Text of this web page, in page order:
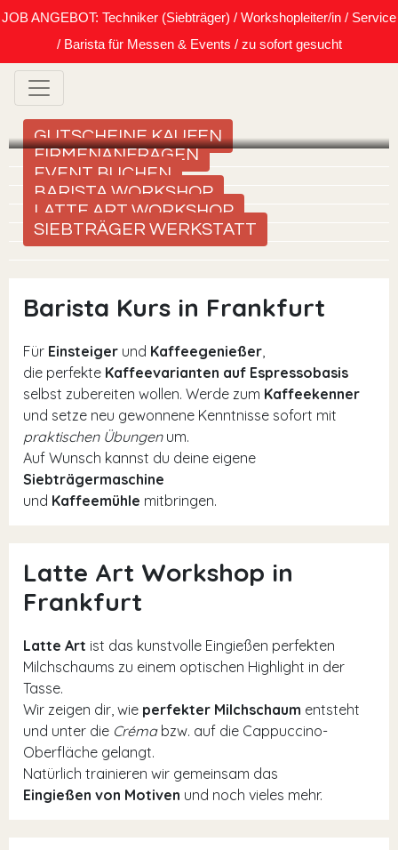
JOB ANGEBOT: Techniker (Siebträger) / Workshopleiter/in / Service
/ Barista für Messen & Events / zu sofort gesucht
GUTSCHEINE KAUFEN
FIRMENANFRAGEN
EVENT BUCHEN
BARISTA WORKSHOP
LATTE ART WORKSHOP
SIEBTRÄGER WERKSTATT
Barista Kurs in Frankfurt
Für Einsteiger und Kaffeegenießer,
die perfekte Kaffeevarianten auf Espressobasis
selbst zubereiten wollen. Werde zum Kaffeekenner
und setze neu gewonnene Kenntnisse sofort mit
praktischen Übungenum.
Auf Wunsch kannst du deine eigene
Siebträgermaschine
und Kaffeemühle mitbringen.
Latte Art Workshop in
Frankfurt
Latte Art ist das kunstvolle Eingießen perfekten
Milchschaums zu einem optischen Highlight in der
Tasse.
Wir zeigen dir, wie perfekter Milchschaum entsteht
und unter die Crémabzw. auf die Cappuccino-
Oberfläche gelangt.
Natürlich trainieren wir gemeinsam das
Eingießen von Motiven und noch vieles mehr.